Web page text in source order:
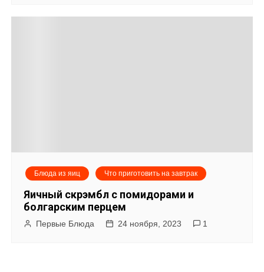
Блюда из яиц Что приготовить на завтрак
Яичный скрэмбл с помидорами и
болгарским перцем
Первые Блюда 24 ноября, 2023 1